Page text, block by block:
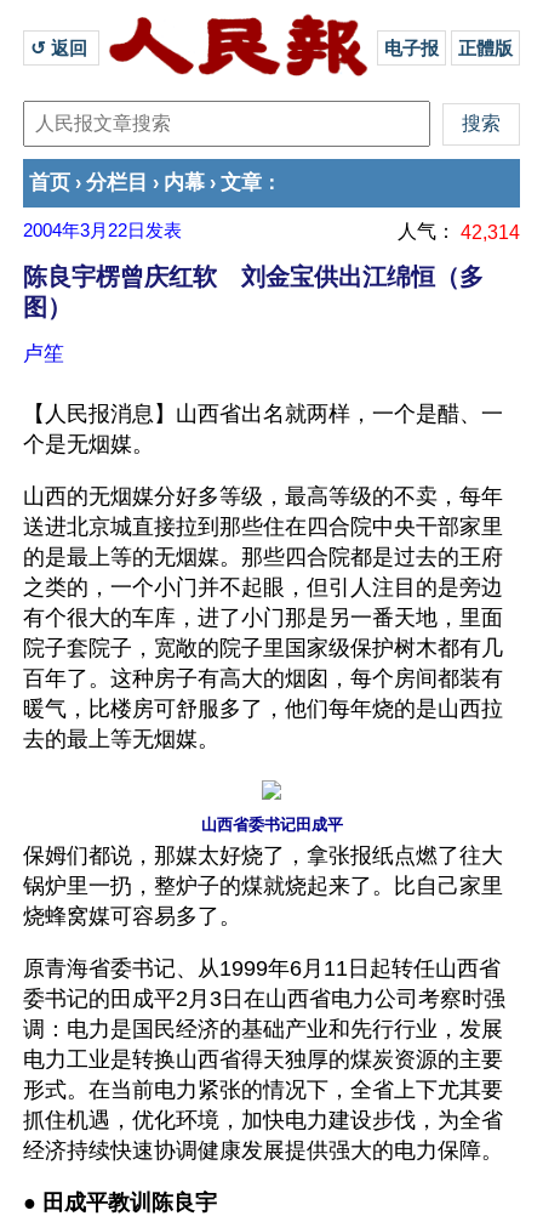
↺ 返回 电子报 正體版
首页 › 分栏目 › 内幕 › 文章 ：
2004年3月22日 发表 人气： 42,314
陈良宇楞曾庆红软 刘金宝供出江绵恒（多
图）
卢笙
【人民报消息】山西省出名就两样，一个是醋、一
个是无烟媒。
山西的无烟媒分好多等级，最高等级的不卖，每年
送进北京城直接拉到那些住在四合院中央干部家里
的是最上等的无烟媒。那些四合院都是过去的王府
之类的，一个小门并不起眼，但引人注目的是旁边
有个很大的车库，进了小门那是另一番天地，里面
院子套院子，宽敞的院子里国家级保护树木都有几
百年了。这种房子有高大的烟囱，每个房间都装有
暖气，比楼房可舒服多了，他们每年烧的是山西拉
去的最上等无烟媒。
山西省委书记田成平
保姆们都说，那媒太好烧了，拿张报纸点燃了往大
锅炉里一扔，整炉子的煤就烧起来了。比自己家里
烧蜂窝媒可容易多了。
原青海省委书记、从1999年6月11日起转任山西省
委书记的田成平2月3日在山西省电力公司考察时强
调：电力是国民经济的基础产业和先行行业，发展
电力工业是转换山西省得天独厚的煤炭资源的主要
形式。在当前电力紧张的情况下，全省上下尤其要
抓住机遇，优化环境，加快电力建设步伐，为全省
经济持续快速协调健康发展提供强大的电力保障。
● 田成平教训陈良宇